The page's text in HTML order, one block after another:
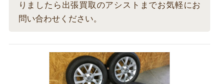
りましたら出張買取のアシストまでお気軽にお
問い合わせください。